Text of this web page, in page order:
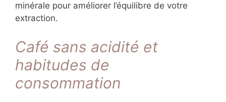
minérale pour améliorer l’équilibre de votre
extraction.
Café sans acidité et
habitudes de
consommation